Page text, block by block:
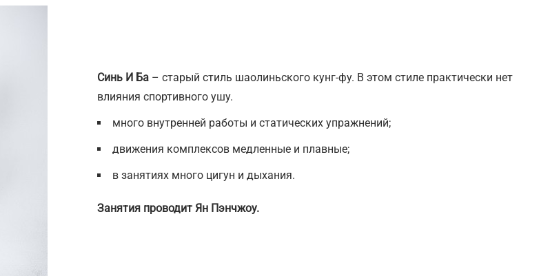
Синь И Ба – старый стиль шаолиньского кунг-фу. В этом стиле практически нет
влияния спортивного ушу.
много внутренней работы и статических упражнений;
движения комплексов медленные и плавные;
в занятиях много цигун и дыхания.
Занятия проводит Ян Пэнчжоу.